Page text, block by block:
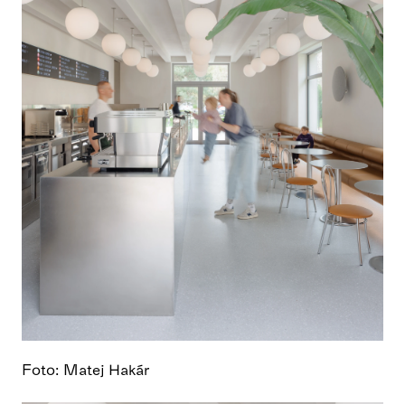
Foto: Matej Hakár